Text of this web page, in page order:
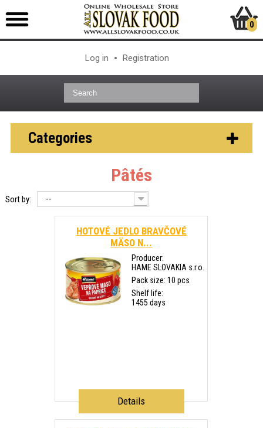
Log in Registration
0
Categories
Pâtés
Sort by: --
HOTOVÉ JEDLO BRAVČOVÉ
MÄSO N...
Producer:
HAME SLOVAKIA s.r.o.
Pack size: 10 pcs
Shelf life:
1455 days
Details